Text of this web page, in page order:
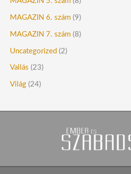
MAGAZIN 6. szám (9)
MAGAZIN 7. szám (8)
Uncategorized (2)
Vallás (23)
Világ (24)